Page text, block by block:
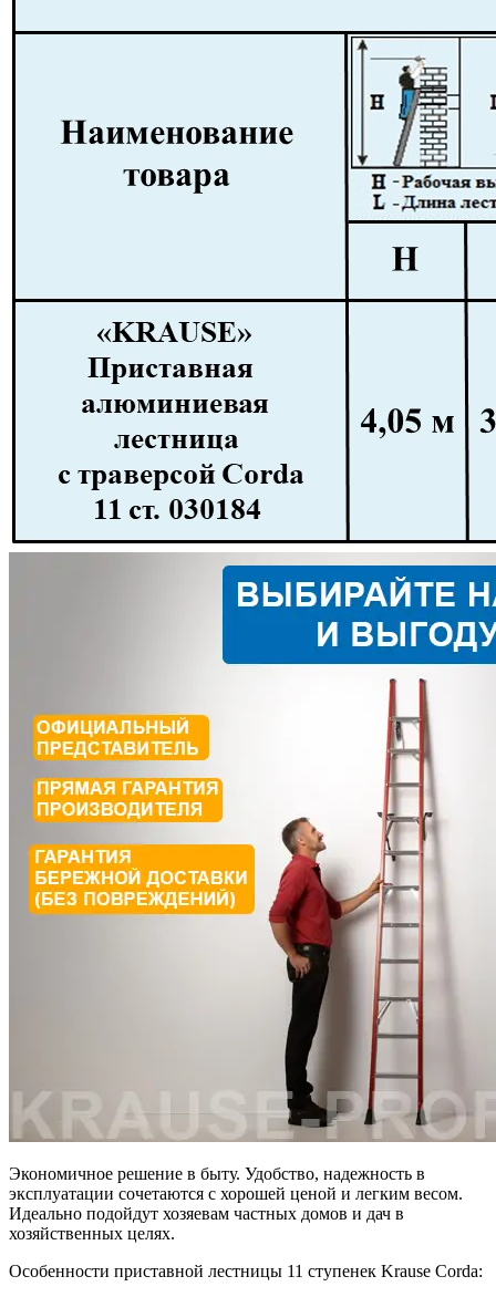
Экономичное решение в быту. Удобство, надежность в
эксплуатации сочетаются с хорошей ценой и легким весом.
Идеально подойдут хозяевам частных домов и дач в
хозяйственных целях.
Особенности приставной лестницы 11 ступенек Krause Corda: